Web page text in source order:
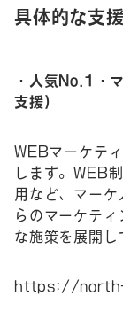
具体的な支援
・人気No.1・
支援）
WEBマーケテ
します。WEB
用など、マー
らのマーケテ
な施策を展開し
https://north-